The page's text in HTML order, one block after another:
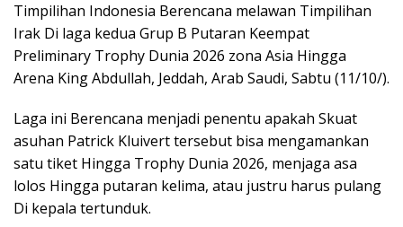
Timpilihan Indonesia Berencana melawan Timpilihan
Irak Di laga kedua Grup B Putaran Keempat
Preliminary Trophy Dunia 2026 zona Asia Hingga
Arena King Abdullah, Jeddah, Arab Saudi, Sabtu (11/10/).
Laga ini Berencana menjadi penentu apakah Skuat
asuhan Patrick Kluivert tersebut bisa mengamankan
satu tiket Hingga Trophy Dunia 2026, menjaga asa
lolos Hingga putaran kelima, atau justru harus pulang
Di kepala tertunduk.